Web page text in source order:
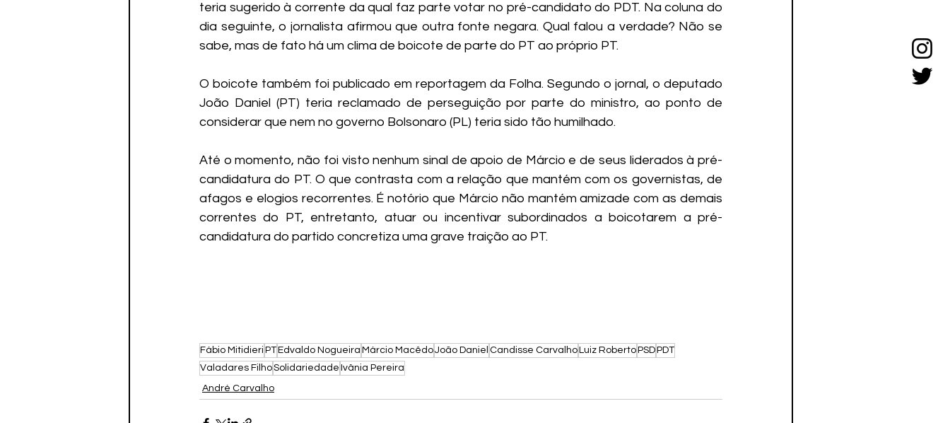
teria sugerido à corrente da qual faz parte votar no pré-candidato do PDT. Na coluna do
dia seguinte, o jornalista afirmou que outra fonte negara. Qual falou a verdade? Não se
sabe, mas de fato há um clima de boicote de parte do PT ao próprio PT.
O boicote também foi publicado em reportagem da Folha. Segundo o jornal, o deputado
João Daniel (PT) teria reclamado de perseguição por parte do ministro, ao ponto de
considerar que nem no governo Bolsonaro (PL) teria sido tão humilhado.
Até o momento, não foi visto nenhum sinal de apoio de Márcio e de seus liderados à pré-
candidatura do PT. O que contrasta com a relação que mantém com os governistas, de
afagos e elogios recorrentes. É notório que Márcio não mantém amizade com as demais
correntes do PT, entretanto, atuar ou incentivar subordinados a boicotarem a pré-
candidatura do partido concretiza uma grave traição ao PT.
Fábio Mitidieri PT Edvaldo Nogueira Márcio MacêdoJoão Daniel Candisse Carvalho Luiz Roberto PSD PDT
Valadares FilhoSolidariedade Ivânia Pereira
André Carvalho